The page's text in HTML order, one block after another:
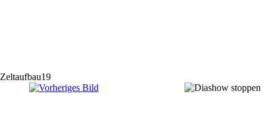
Zeltaufbau19